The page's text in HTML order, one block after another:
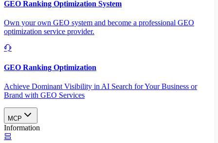
GEO Ranking Optimization System
Own your own GEO system and become a professional GEO
optimization service provider.
GEO Ranking Optimization
Achieve Dominant Visibility in AI Search for Your Business or
Brand with GEO Services​
MCP
Information